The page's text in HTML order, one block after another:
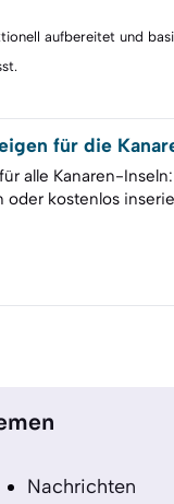
aufbereitet und
für die
alle Kanaren-
kostenlos
Nachrichten